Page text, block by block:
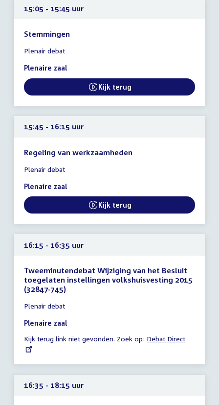
15:05 - 15:45 uur
Stemmingen
vergadering
15:05
15:45
uur
Plenair debat
Plenaire zaal
External link:
Kijk terug
15:45 - 16:15 uur
Regeling van werkzaamheden
vergadering
15:45
16:15
uur
Plenair debat
Plenaire zaal
External link:
Kijk terug
16:15 - 16:35 uur
Tweeminutendebat Wijziging van het Besluit
toegelaten instellingen volkshuisvesting 2015
(32847-745)
vergadering
16:15
16:35
uur
Plenair debat
Plenaire zaal
Kijk terug link niet gevonden. Zoek op: External
Debat Direct
16:35 - 18:15 uur